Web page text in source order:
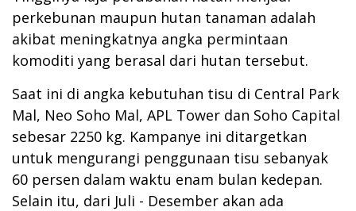
perkebunan maupun hutan tanaman adalah
akibat meningkatnya angka permintaan
komoditi yang berasal dari hutan tersebut.
Saat ini di angka kebutuhan tisu di Central Park
Mal, Neo Soho Mal, APL Tower dan Soho Capital
sebesar 2250 kg. Kampanye ini ditargetkan
untuk mengurangi penggunaan tisu sebanyak
60 persen dalam waktu enam bulan kedepan.
Selain itu, dari Juli - Desember akan ada